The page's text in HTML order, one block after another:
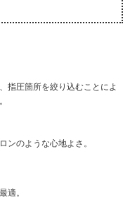
指圧箇所を絞り込むことによ
ンのような心地よさ。
適。